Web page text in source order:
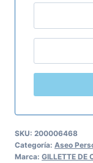
SKU: 200006468
Categoría: Aseo
Marca: GILLETTE DE